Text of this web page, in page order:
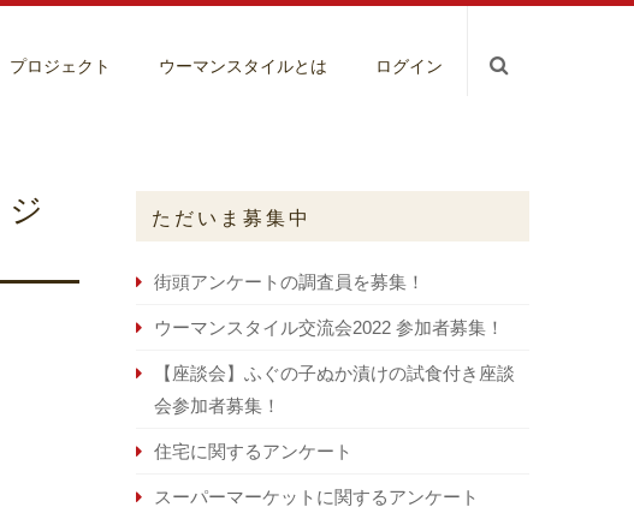
プロジェクト ウーマンスタイルとは ログイン
ただいま募集中
街頭アンケートの調査員を募集！
ウーマンスタイル交流会2022 参加者募集！
【座談会】ふぐの子ぬか漬けの試食付き座談
会参加者募集！
住宅に関するアンケート
スーパーマーケットに関するアンケート